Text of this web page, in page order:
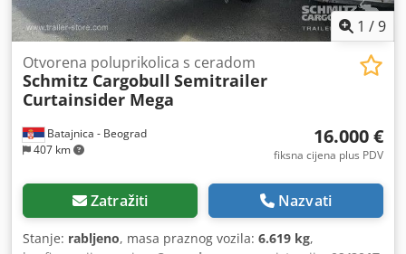
1 /9
Batajnica - Beograd
407 km
Otvorena poluprikolica s ceradom
Schmitz Cargobull Semitrailer
Curtainsider Mega
16.000 €
fiksna cijena plus PDV
Zatražiti Nazvati
Stanje: rabljeno, masa praznog vozila: 6.619 kg,